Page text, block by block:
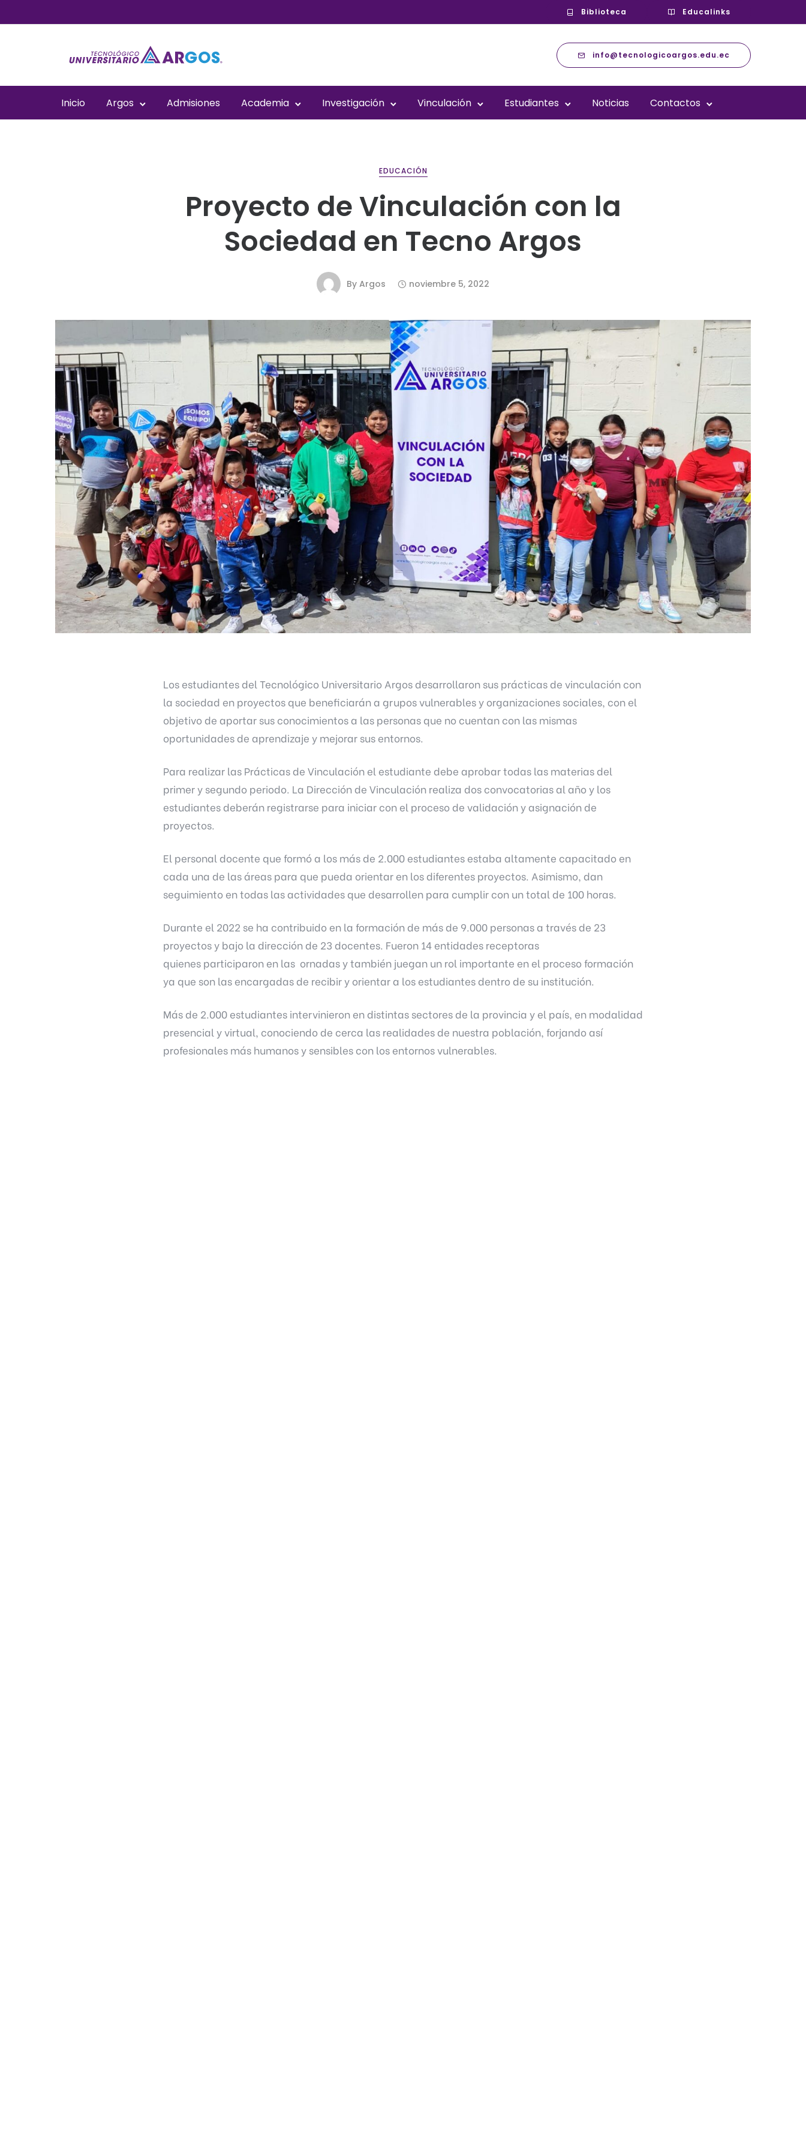
Biblioteca Educalinks
info@tecnologicoargos.edu.ec
Inicio Argos Admisiones Academia Investigación Vinculación Estudiantes Noticias Contactos
EDUCACIÓN
Proyecto de Vinculación con la
Sociedad en Tecno Argos
By Argos noviembre 5, 2022
Los estudiantes del Tecnológico Universitario Argos desarrollaron sus prácticas de vinculación con
la sociedad en proyectos que beneficiarán a grupos vulnerables y organizaciones sociales, con el
objetivo de aportar sus conocimientos a las personas que no cuentan con las mismas
oportunidades de aprendizaje y mejorar sus entornos.
Para realizar las Prácticas de Vinculación el estudiante debe aprobar todas las materias del
primer y segundo periodo. La Dirección de Vinculación realiza dos convocatorias al año y los
estudiantes deberán registrarse para iniciar con el proceso de validación y asignación de
proyectos.
El personal docente que formó a los más de 2.000 estudiantes estaba altamente capacitado en
cada una de las áreas para que pueda orientar en los diferentes proyectos. Asimismo, dan
seguimiento en todas las actividades que desarrollen para cumplir con un total de 100 horas.
Durante el 2022 se ha contribuido en la formación de más de 9.000 personas a través de 23
proyectos y bajo la dirección de 23 docentes. Fueron 14 entidades receptoras
quienes participaron en las ornadas y también juegan un rol importante en el proceso formación
ya que son las encargadas de recibir y orientar a los estudiantes dentro de su institución.
Más de 2.000 estudiantes intervinieron en distintas sectores de la provincia y el país, en modalidad
presencial y virtual, conociendo de cerca las realidades de nuestra población, forjando así
profesionales más humanos y sensibles con los entornos vulnerables.